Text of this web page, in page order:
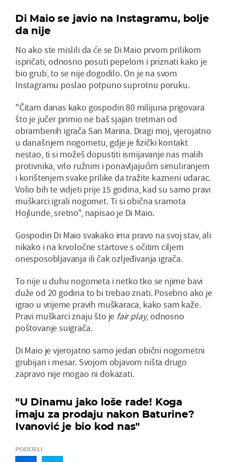
Di Maio se javio na Instagramu, bolje
da nije
No ako ste mislili da će se Di Maio prvom prilikom
ispričati, odnosno posuti pepelom i priznati kako je
bio grub, to se nije dogodilo. On je na svom
Instagramu poslao potpuno suprotnu poruku.
"Čitam danas kako gospodin 80 milijuna prigovara
što je jučer primio ne baš sjajan tretman od
obrambenih igrača San Marina. Dragi moj, vjerojatno
u današnjem nogometu, gdje je fizički kontakt
nestao, ti si možeš dopustiti ismijavanje nas malih
protivnika, vrlo ružnim i ponavljajućim simuliranjem
i korištenjem svake prilike da tražite kazneni udarac.
Volio bih te vidjeti prije 15 godina, kad su samo pravi
muškarci igrali nogomet. Ti si obična sramota
Hojlunde, sretno", napisao je Di Maio.
Gospodin Di Maio svakako ima pravo na svoj stav, ali
nikako i na krvoločne startove s očitim ciljem
onesposobljavanja ili čak ozljeđivanja igrača.
To nije u duhu nogometa i netko tko se njime bavi
duže od 20 godina to bi trebao znati. Posebno ako je
igrao u vrijeme pravih muškaraca, kako sam kaže.
Pravi muškarci znaju što je fair play, odnosno
poštovanje suigrača.
Di Maio je vjerojatno samo jedan obični nogometni
grubijan i mesar. Svojom objavom ništa drugo
zapravo nije mogao ni dokazati.
"U Dinamu jako loše rade! Koga
imaju za prodaju nakon Baturine?
Ivanović je bio kod nas"
PODIJELI